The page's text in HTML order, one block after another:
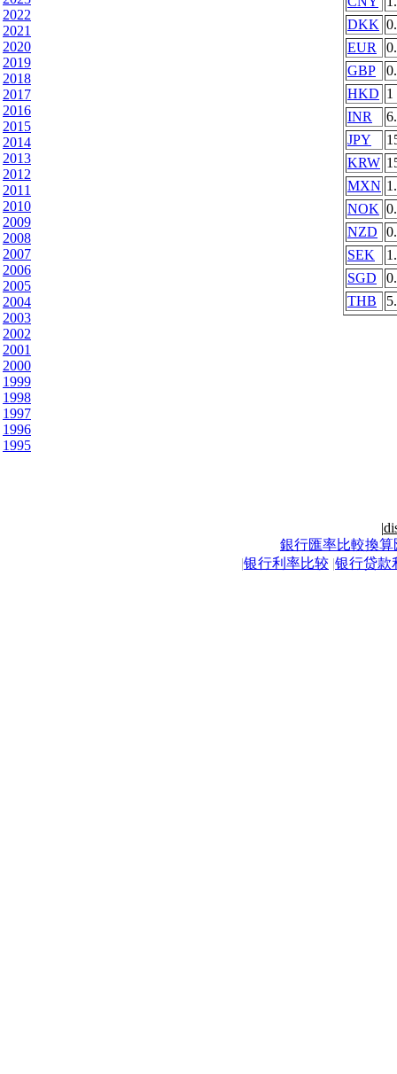
2022
2021
2020
2019
2018
2017
2016
2015
2014
2013
2012
2011
2010
2009
2008
2007
2006
2005
2004
2003
2002
2001
2000
1999
1998
1997
1996
1995
DKK
EUR
GBP
HKD 1
INR
JPY
KRW
MXN
NOK
NZD
SEK
SGD
THB
|
銀行匯率比較換算
|银行利率比较 |银行贷款